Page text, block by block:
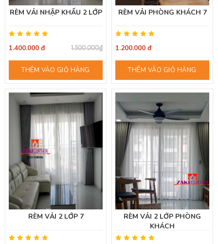
RÈM VẢI NHẬP KHẨU 2 LỚP
1.400.000 đ 1.500.000₫
THÊM VÀO GIỎ HÀNG
RÈM VẢI PHÒNG KHÁCH 7
1.200.000 đ
THÊM VÀO GIỎ HÀNG
RÈM VẢI 2 LỚP 7
RÈM VẢI 2 LỚP PHÒNG
KHÁCH